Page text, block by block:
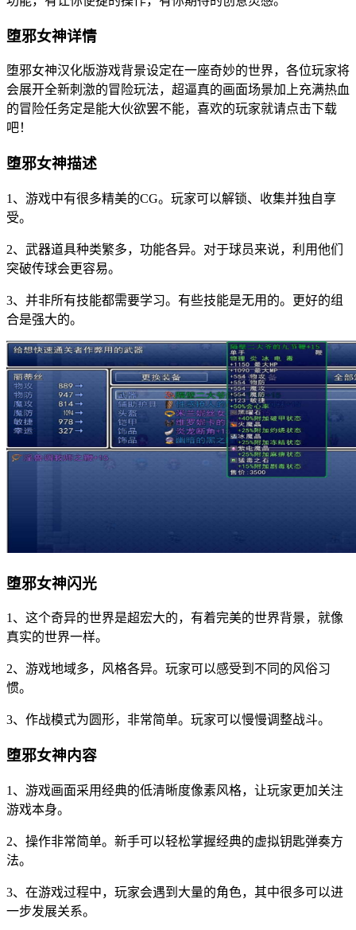
堕邪女神详情
堕邪女神汉化版游戏背景设定在一座奇妙的世界，各位玩家将
会展开全新刺激的冒险玩法，超逼真的画面场景加上充满热血
的冒险任务定是能大伙欲罢不能，喜欢的玩家就请点击下载
吧！
堕邪女神描述
1、游戏中有很多精美的CG。玩家可以解锁、收集并独自享
受。
2、武器道具种类繁多，功能各异。对于球员来说，利用他们
突破传球会更容易。
3、并非所有技能都需要学习。有些技能是无用的。更好的组
合是强大的。
堕邪女神闪光
1、这个奇异的世界是超宏大的，有着完美的世界背景，就像
真实的世界一样。
2、游戏地域多，风格各异。玩家可以感受到不同的风俗习
惯。
3、作战模式为圆形，非常简单。玩家可以慢慢调整战斗。
堕邪女神内容
1、游戏画面采用经典的低清晰度像素风格，让玩家更加关注
游戏本身。
2、操作非常简单。新手可以轻松掌握经典的虚拟钥匙弹奏方
法。
3、在游戏过程中，玩家会遇到大量的角色，其中很多可以进
一步发展关系。